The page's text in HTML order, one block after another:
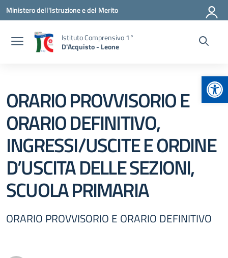
Vai ai contenuti
Vai al menu di navigazione
Vai al footer
Ministero dell'Istruzione e del Merito
Istituto Comprensivo 1°
D'Acquisto - Leone
ORARIO PROVVISORIO E
ORARIO DEFINITIVO,
INGRESSI/USCITE E ORDINE
D’USCITA DELLE SEZIONI,
SCUOLA PRIMARIA
ORARIO PROVVISORIO E ORARIO DEFINITIVO